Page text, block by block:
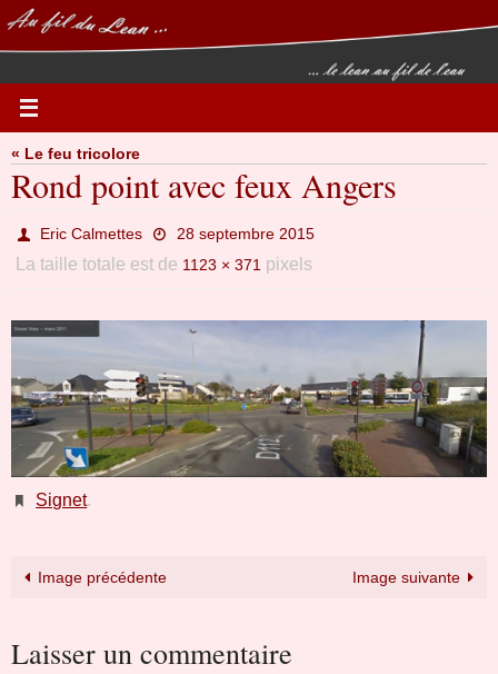
Passer
vers
le
« Le feu tricolore
Rond point avec feux Angers
Eric Calmettes 28 septembre 2015
La taille totale est de 1123 × 371 pixels
Signet.
Image précédente Image suivante
Laisser un commentaire